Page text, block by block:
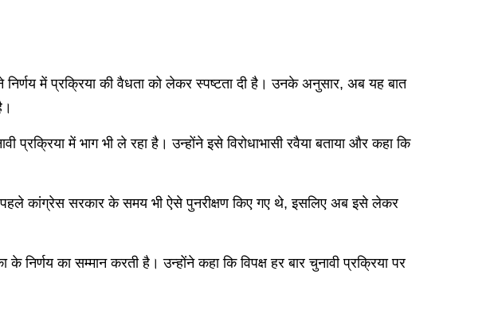
निर्णय में प्रक्रिया की वैधता को लेकर स्पष्टता दी है। उनके अनुसार, अब यह बात
में भाग भी ले रहा है। उन्होंने इसे विरोधाभासी रवैया बताया और कहा कि
कांग्रेस सरकार के समय भी ऐसे पुनरीक्षण किए गए थे, इसलिए अब इसे लेकर
निर्णय का सम्मान करती है। उन्होंने कहा कि विपक्ष हर बार चुनावी प्रक्रिया पर